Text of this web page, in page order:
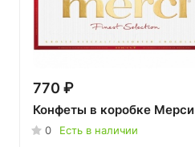
770 ₽
Конфеты в коробке Мерси
0 Есть в наличии